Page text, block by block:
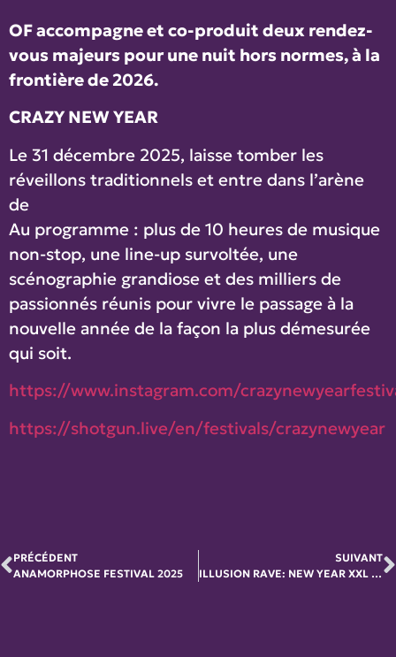
OF accompagne et co-produit deux rendez-
vous majeurs pour une nuit hors normes, à la
frontière de 2026.
CRAZY NEW YEAR
Le 31 décembre 2025, laisse tomber les
réveillons traditionnels et entre dans l’arène
de
Au programme : plus de 10 heures de musique
non-stop, une line-up survoltée, une
scénographie grandiose et des milliers de
passionnés réunis pour vivre le passage à la
nouvelle année de la façon la plus démesurée
qui soit.
https://www.instagram.com/
https://shotgun.live/en/festivals/crazynewyear
PRÉCÉDENT
ANAMORPHOSE FESTIVAL 2025
SUIVANT
ILLUSION RAVE: NEW YEAR XXL 2025